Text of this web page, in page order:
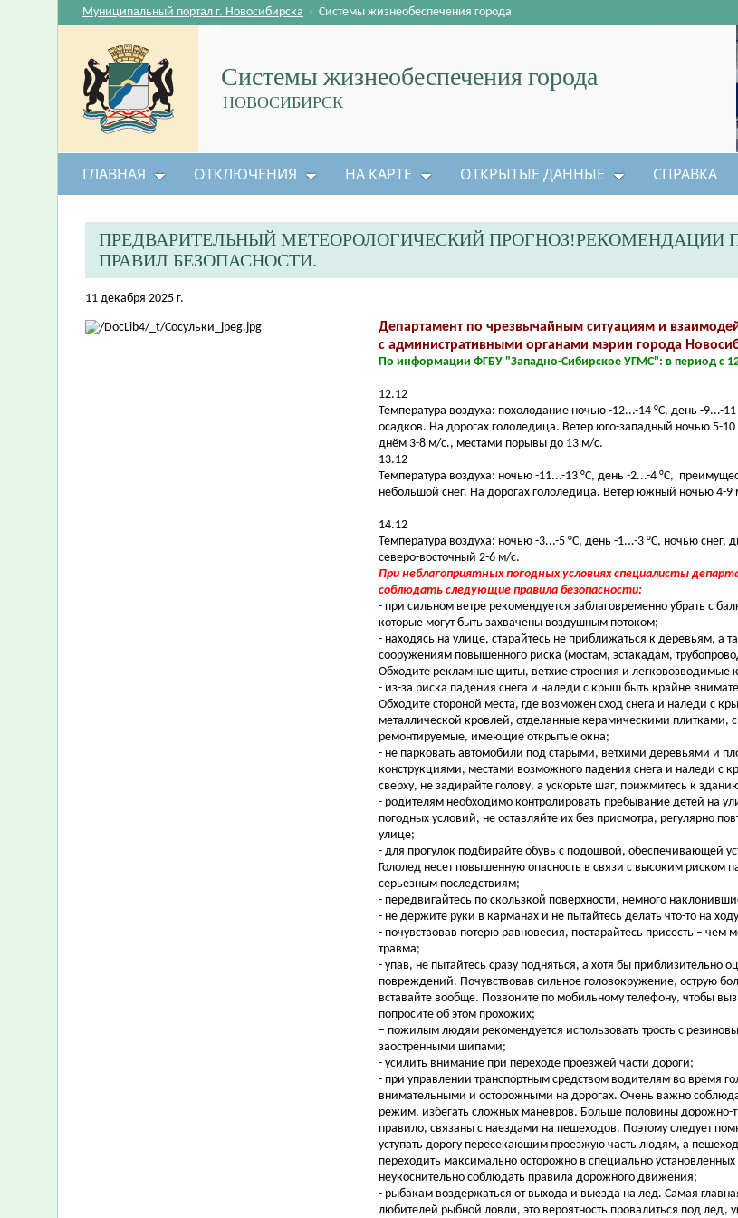
Системы жизнеобеспечения города
НОВОСИБИРСК
Муниципальный портал г. Новосибирска › Системы жизнеобеспечения города
ГЛАВНАЯ ОТКЛЮЧЕНИЯ НА КАРТЕ ОТКРЫТЫЕ ДАННЫЕ СПРАВКА
ПРЕДВАРИТЕЛЬНЫЙ МЕТЕОРОЛОГИЧЕСКИЙ
ПРАВИЛ БЕЗОПАСНОСТИ.
11 декабря 2025 г.
Департамент по чрезвычайным ситуациям и
с административными органами мэрии города
По информации ФГБУ "Западно-Сибирское УГМС": в период с
12.12
Температура воздуха: похолодание ночью -12...-14 °С, день -9...-
осадков. На дорогах гололедица. Ветер юго-западный ночью 5-
днём 3-8 м/с., местами порывы до 13 м/с.
13.12
Температура воздуха: ночью -11...-13 °С, день -2...-4 °С,
небольшой снег. На дорогах гололедица. Ветер южный ночью 4-
14.12
Температура воздуха: ночью -3...-5 °С, день -1...-3 °С, ночью снег,
северо-восточный 2-6 м/с.
При неблагоприятных погодных условиях специалисты
соблюдать следующие правила безопасности:
- при сильном ветре рекомендуется заблаговременно убрать с
которые могут быть захвачены воздушным потоком;
- находясь на улице, старайтесь не приближаться к деревьям, а
сооружениям повышенного риска (мостам, эстакадам,
Обходите рекламные щиты, ветхие строения и легковозводимые
- из-за риска падения снега и наледи с крыш быть крайне
Обходите стороной места, где возможен сход снега и наледи с
металлической кровлей, отделанные керамическими плитками,
ремонтируемые, имеющие открытые окна;
- не парковать автомобили под старыми, ветхими деревьями и
конструкциями, местами возможного падения снега и наледи с
сверху, не задирайте голову, а ускорьте шаг, прижмитесь к
- родителям необходимо контролировать пребывание детей на
погодных условий, не оставляйте их без присмотра, регулярно
улице;
- для прогулок подбирайте обувь с подошвой, обеспечивающей
Гололед несет повышенную опасность в связи с высоким риском
серьезным последствиям;
- передвигайтесь по скользкой поверхности, немного
- не держите руки в карманах и не пытайтесь делать что-то на
- почувствовав потерю равновесия, постарайтесь присесть – чем
травма;
- упав, не пытайтесь сразу подняться, а хотя бы приблизительно
повреждений. Почувствовав сильное головокружение, острую
вставайте вообще. Позвоните по мобильному телефону, чтобы
попросите об этом прохожих;
– пожилым людям рекомендуется использовать трость с
заостренными шипами;
- усилить внимание при переходе проезжей части дороги;
- при управлении транспортным средством водителям во время
внимательными и осторожными на дорогах. Очень важно
режим, избегать сложных маневров. Больше половины дорожно-
правило, связаны с наездами на пешеходов. Поэтому следует
уступать дорогу пересекающим проезжую часть людям, а
переходить максимально осторожно в специально установленных
неукоснительно соблюдать правила дорожного движения;
- рыбакам воздержаться от выхода и выезда на лед. Самая
любителей рыбной ловли, это вероятность провалиться под лед,